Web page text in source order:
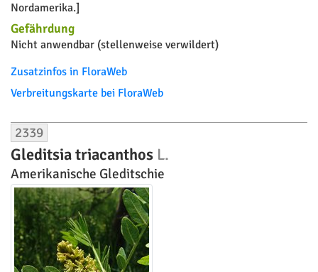
Nordamerika.]
Gefährdung
Nicht anwendbar (stellenweise verwildert)
Zusatzinfos in FloraWeb
Verbreitungskarte bei FloraWeb
2339
Gleditsia triacanthos L.
Amerikanische Gleditschie